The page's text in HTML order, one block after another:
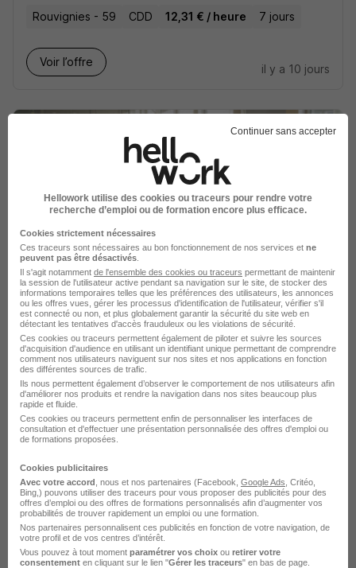
Rouvignies - 59 CDD 12,31 € / heure 7 jours
Voir l’offre
il y a 10 jours
Alternance - Community Manager -
Communication Digitale H/F
Trith-Saint-Léger - 59
802,82 - 989,52 € / mois
12 mois
Voir l’offre
il y a 15 jours
Magasinier Temps Partiel H/F
Decathlon
Rouvignies - 59 CDD
Temps partiel
12,31 € / heure
Continuer sans accepter
Hellowork utilise des cookies ou traceurs pour rendre votre
recherche d’emploi ou de formation encore plus efficace.
Cookies strictement nécessaires
Ces traceurs sont nécessaires au bon fonctionnement de nos services et ne
peuvent pas être désactivés
Il s'agit notamment de l'ensemble des cookies ou traceurs permettant de maintenir
la session de l'utilisateur active pendant sa navigation sur le site, de stocker des
informations temporaires telles que les préférences des utilisateurs, les annonces
ou les offres vues, gérer les processus d'identification de l'utilisateur, vérifier s'il
est connecté ou non, et plus globalement garantir la sécurité du site web en
détectant les tentatives d'accès frauduleux ou les violations de sécurité.
Ces cookies ou traceurs permettent également de piloter et suivre les sources
d'acquisition d'audience en utilisant un identifiant unique permettant de comprendre
comment nos utilisateurs naviguent sur nos sites et nos applications en fonction
des différentes sources de trafic.
Ils nous permettent également d’observer le comportement de nos utilisateurs afin
d'améliorer nos produits et rendre la navigation dans nos sites beaucoup plus
rapide et fluide.
Ces cookies ou traceurs permettent enfin de personnaliser les interfaces de
consultation et d'effectuer une présentation personnalisée des offres d'emploi ou
de formations proposées.
Cookies publicitaires
Avec votre accord , nous et nos partenaires (Facebook, Google Ads , Critéo,
Bing,) pouvons utiliser des traceurs pour vous proposer des publicités pour des
offres d’emploi ou des offres de formations personnalisés afin d’augmenter vos
probabilités de trouver rapidement un emploi ou une formation.
Nos partenaires personnalisent ces publicités en fonction de votre navigation, de
votre profil et de vos centres d’intérêt.
Vous pouvez à tout moment paramétrer vos choix ou retirer votre
consentement en cliquant sur le lien "Gérer les traceurs" en bas de page.